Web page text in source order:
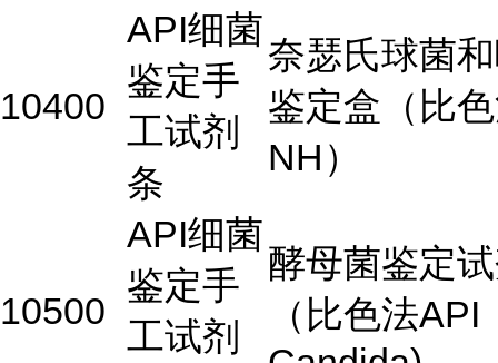
10400
API细菌
鉴定手
工试剂
条
奈瑟氏球菌
鉴定盒（比
NH）
10500
API细菌
鉴定手
工试剂
酵母菌鉴定
（比色法API